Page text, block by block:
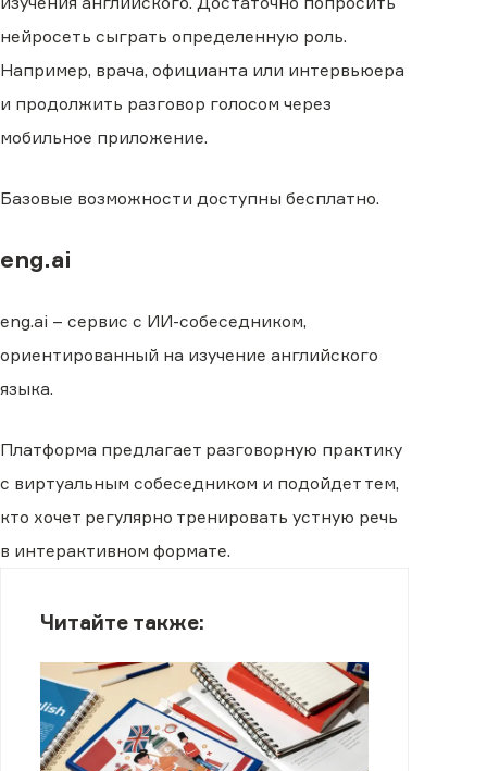
нейросеть сыграть определенную роль.
Например, врача, официанта или интервьюера
и продолжить разговор голосом через
мобильное приложение.
Базовые возможности доступны бесплатно.
eng.ai
eng.ai – сервис с ИИ-собеседником,
ориентированный на изучение английского
языка.
Платформа предлагает разговорную практику
с виртуальным собеседником и подойдет тем,
кто хочет регулярно тренировать устную речь
в интерактивном формате.
Читайте также: